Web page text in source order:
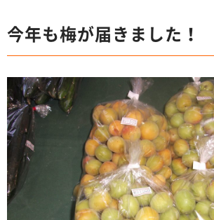
今年も梅が届きました！